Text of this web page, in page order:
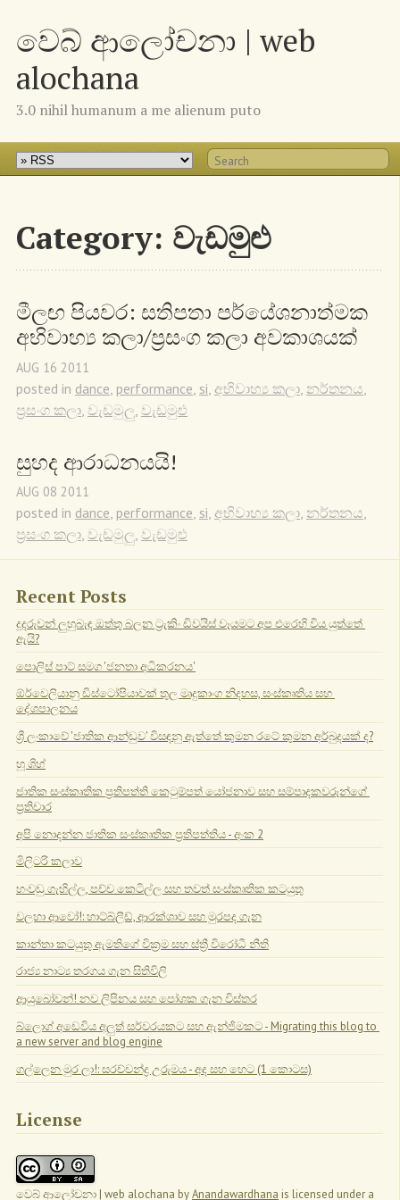
වෙබ් ආලෝචනා | web
alochana
3.0 nihil humanum a me alienum puto
Category: වැඩමුළු
මීලඟ පියවර: සතිපතා පර්යේශනාත්මක
අභිවාහ්‍ය කලා/ප්‍රසංග කලා අවකාශයක්
AUG 16 2011
posted in dance performance si අභිවාහ්‍ය කලා නර්තනය
ප්‍රසංග කලා වැඩමුලු වැඩමුළු
සුහද ආරාධනයයි!
AUG 08 2011
posted in dance performance si අභිවාහ්‍ය කලා නර්තනය
ප්‍රසංග කලා වැඩමුලු වැඩමුළු
Recent Posts
දූදරුවන් ලුහුබැඳ ඔත්තු බලන ට්‍රැකිං ඩිවයිස් වෑයමට අප එරෙහි විය යුත්තේ
ඇයි?
පොලිස් පාට් සමග 'ජනතා අධිකරනය'
ඕර්වෙලියානු ඩිස්ටෝපියාවක් තුල මෘදුකාංග නිදහස, සංස්කෘතිය සහ
දේශපාලනය
ශ්‍රී ලංකාවේ 'ජාතික ආන්ඩුව' විසඳනු ඇත්තේ කුමන රටේ කුමන අර්බුදයක් ද?
හූ ශිහ්
ජාතික සංස්කෘතික ප්‍රතිපත්ති කෙටුම්පත් යෝජනාව සහ සම්පාදකවරුන්ගේ
ප්‍රතිචාර
අපි නොදන්න ජාතික සංස්කෘතික ප්‍රතිපත්තිය - අංක 2
මිලිටරි කලාව
හංවඩු ගැහිල්ල, පච්ච කෙටිල්ල සහ තවත් සංස්කෘතික කටයුතු
වලහා ආවෝ!: හාට්බ්ලීඩ්, ආරක්ශාව සහ මුරපද ගැන
කාන්තා කටයුතු ඇමතිගේ වික්‍රම සහ ස්ත්‍රී විරෝධී නීති
රාජ්‍ය නාට්‍ය තරගය ගැන සිතිවිලි
ආයුබෝවන්! නව ලිපිනය සහ පෝශක ගැන විස්තර
බ්ලොග් අඩෙවිය අලුත් සර්වරයකට සහ ඇන්ජිමකට - Migrating this blog to
a new server and blog engine
ගල්ලෙන මුර ලා!: සරච්චන්ද්‍ර උරුමය - අද සහ හෙට (1 කොටස)
License
වෙබ් ආලෝචනා | web alochana byAnandawardhana is licensed under a